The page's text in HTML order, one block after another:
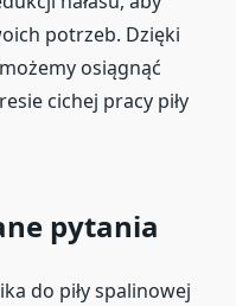
potrzeb. Dzięki
osiągnąć
cichej pracy piły
pytania
do piły spalinowej